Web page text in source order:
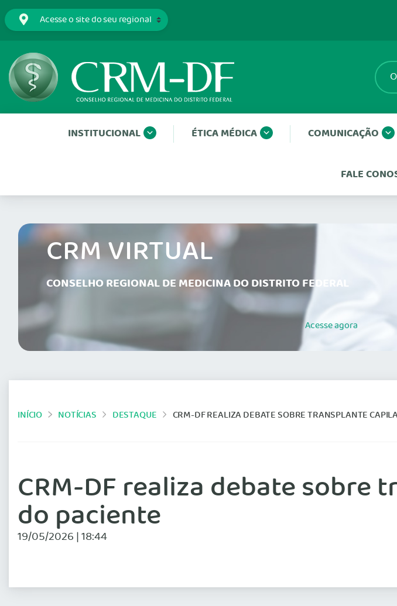
INSTITUCIONAL ÉTICA MÉDICA COMUNICAÇÃO
FALE
CRM VIRTUAL
CONSELHO REGIONAL DE MEDICINA DO DISTRITO FEDERAL
Acesseagora
INÍCIO NOTÍCIAS DESTAQUE CRM-DF REALIZA DEBATE SOBRE TRANSPLANTE
CRM-DF realiza debate sobre
do paciente
19/05/2026 | 18:44